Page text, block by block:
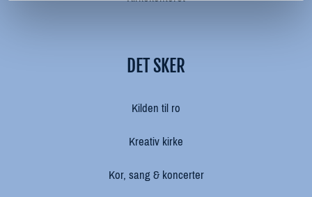
DET SKER
Kilden til ro
Kreativ kirke
Kor, sang & koncerter